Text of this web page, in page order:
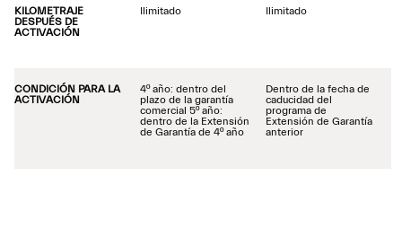
KILOMETRAJE
DESPUÉS DE
ACTIVACIÓN
Ilimitado Ilimitado
CONDICIÓN PARA LA
ACTIVACIÓN
4º año: dentro del
plazo de la garantía
comercial 5º año:
dentro de la Extensión
de Garantía de 4º año
Dentro de la fecha de
caducidad del
programa de
Extensión de Garantía
anterior